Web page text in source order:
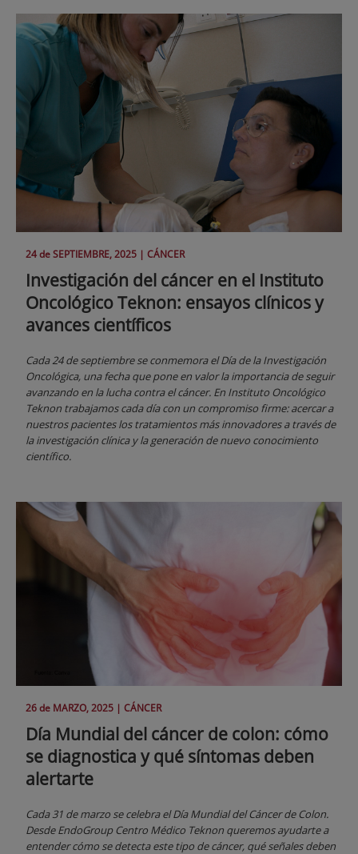
24 deSEPTIEMBRE, 2025 | CÁNCER
Investigación del cáncer en el Instituto
Oncológico Teknon: ensayos clínicos y
avances científicos
Cada 24 de septiembre se conmemora el Día de la Investigación
Oncológica, una fecha que pone en valor la importancia de seguir
avanzando en la lucha contra el cáncer. En Instituto Oncológico
Teknon trabajamos cada día con un compromiso firme: acercar a
nuestros pacientes los tratamientos más innovadores a través de
la investigación clínica y la generación de nuevo conocimiento
científico.
26 de MARZO, 2025 | CÁNCER
Día Mundial del cáncer de colon: cómo
se diagnostica y qué síntomas deben
alertarte
Cada 31 de marzo se celebra el Día Mundial del Cáncer de Colon.
Desde EndoGroup Centro Médico Teknon queremos ayudarte a
entender cómo se detecta este tipo de cáncer, qué señales deben